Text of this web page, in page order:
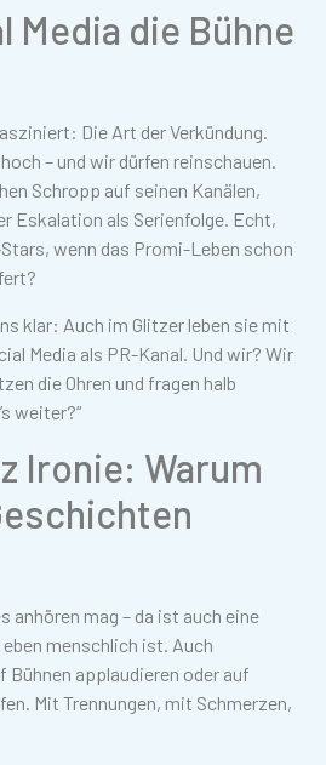
Media die Bühne
Die Art der Verkündung.
– und wir dürfen reinschauen.
Schropp auf seinen Kanälen,
Eskalation als Serienfolge. Echt,
wenn das Promi-Leben schon
klar: Auch im Glitzer leben sie mit
Media als PR-Kanal. Und wir? Wir
die Ohren und fragen halb
weiter?“
Ironie: Warum
anhören mag – da ist auch eine
menschlich ist. Auch
Bühnen applaudieren oder auf
Mit Trennungen, mit Schmerzen,